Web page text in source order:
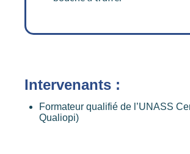
Intervenants :
Formateur qualifié de l’UNASS
Qualiopi)